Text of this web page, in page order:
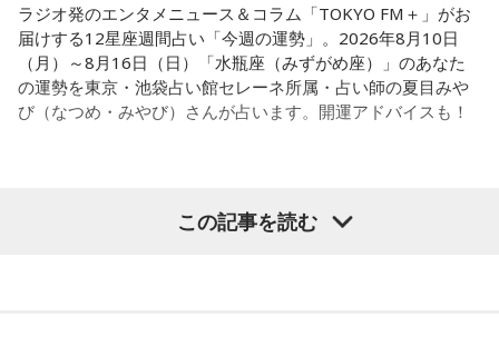
ラジオ発のエンタメニュース＆コラム「TOKYO FM＋」がお
届けする12星座週間占い「今週の運勢」。2026年8月10日
（月）～8月16日（日）「水瓶座（みずがめ座）」のあなた
の運勢を東京・池袋占い館セレーネ所属・占い師の夏目みや
び（なつめ・みやび）さんが占います。開運アドバイスも！
この記事を読む